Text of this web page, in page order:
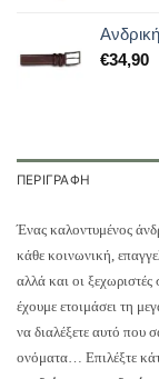
€34,90
ΠΕΡΙΓΡΑΦΉ
Ένας καλοντυμένος
κάθε κοινωνική,
αλλά και οι ξεχωριστές
έχουμε ετοιμάσει τη
να διαλέξετε αυτό που
ονόματα… Επιλέξτε